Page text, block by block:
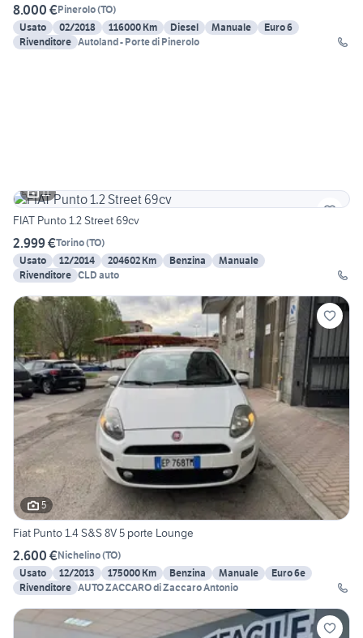
8.000 €Pinerolo(TO)
Usato
02/2018 116000 Km Diesel Manuale
Euro 6
Rivenditore Autoland - Porte di Pinerolo
11
FIAT Punto 1.2 Street 69cv
2.999 €Torino(TO)
Usato
12/2014 204602 Km Benzina
Manuale
Rivenditore CLD auto
5
Fiat Punto 1.4 S&S 8V 5 porte Lounge
2.600 €Nichelino(TO)
Usato
12/2013 175000 Km Benzina Manuale
Euro 6e
Rivenditore AUTO ZACCARO di Zaccaro Antonio